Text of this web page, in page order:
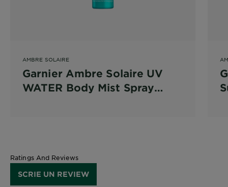
AMBRE SOLAIRE
Garnier Ambre Solaire UV
WATER Body Mist Spray
Ratings And Reviews
SCRIE UN REVIEW